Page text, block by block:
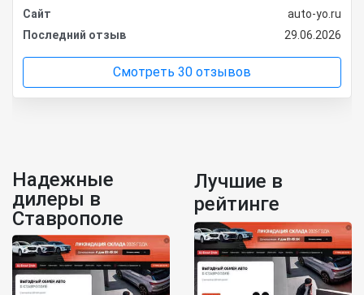
Сайт
auto-yo.ru
Последний отзыв
29.06.2026
Смотреть 30 отзывов
Надежные
дилеры в
Ставрополе
Лучшие в
рейтинге